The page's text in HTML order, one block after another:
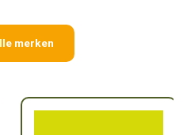
merken